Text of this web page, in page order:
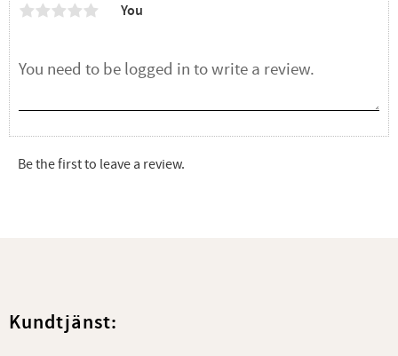
You
Be the first to leave a review.
Kundtjänst: